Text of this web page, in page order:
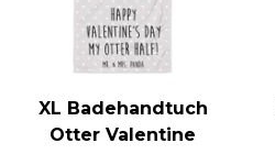
XL Badehandtuch
Otter Valentine